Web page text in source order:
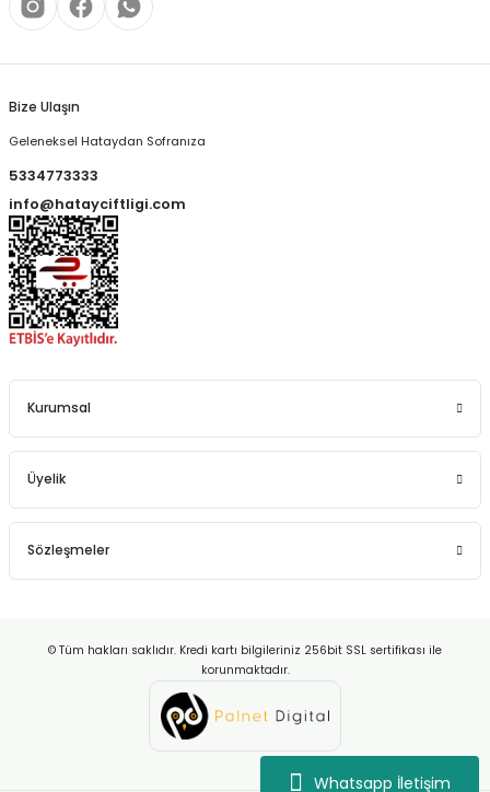
Whatsapp İletişim
Bize Ulaşın
Geleneksel Hataydan Sofranıza
5334773333
info@hatayciftligi.com
Kurumsal
Üyelik
Sözleşmeler
© Tüm hakları saklıdır. Kredi kartı bilgileriniz 256bit SSL sertifikası ile
korunmaktadır.